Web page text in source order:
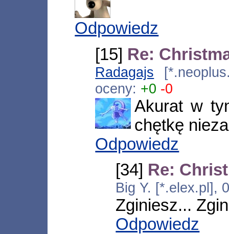
Odpowiedz
[15] Re:
Radagajs
oceny: +0 -0
Akurat w
chętkę
Odpowiedz
[34] Re:
Big Y. [*.elex.pl],
Zginiesz...
Odpowiedz